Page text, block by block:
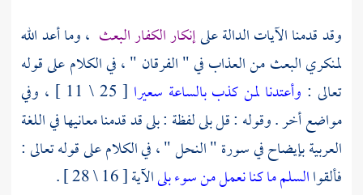
وقد قدمنا الآيات الدالة علىإنكار الكفار البعث ، وما أعد الله
لمنكري البعث من العذاب في " الفرقان " ، في الكلام على قوله
تعالى : وأعتدنا لمن كذب بالساعة سعيرا
[ 25 \ 11 ] ، وفي
مواضع أخر . وقوله : قل بلى لفظة : بلى قد قدمنا معانيها في اللغة
العربية بإيضاح في سورة " النحل " ، في الكلام على قوله تعالى :
فألقواالسلم ما كنا نعمل من سوء بلىالآية [ 16 \ 28 ] .